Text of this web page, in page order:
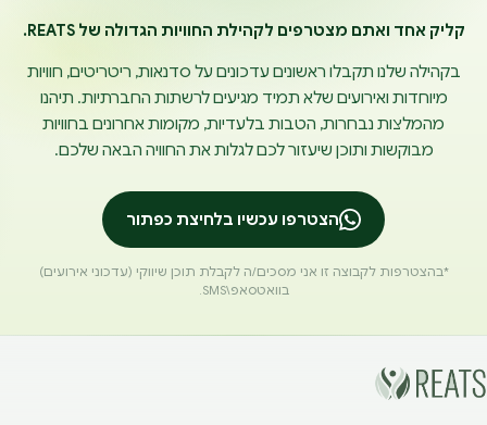
קליק אחד ואתם מצטרפים לקהילת החוויות הגדולה של REATS.
בקהילה שלנו תקבלו ראשונים עדכונים על סדנאות, ריטריטים, חוויות
מיוחדות ואירועים שלא תמיד מגיעים לרשתות החברתיות. תיהנו
מהמלצות נבחרות, הטבות בלעדיות, מקומות אחרונים בחוויות
מבוקשות ותוכן שיעזור לכם לגלות את החוויה הבאה שלכם.
הצטרפו עכשיו בלחיצת כפתור
*בהצטרפות לקבוצה זו אני מסכים/ה לקבלת תוכן שיווקי (עדכוני אירועים)
בוואטסאפ\SMS.